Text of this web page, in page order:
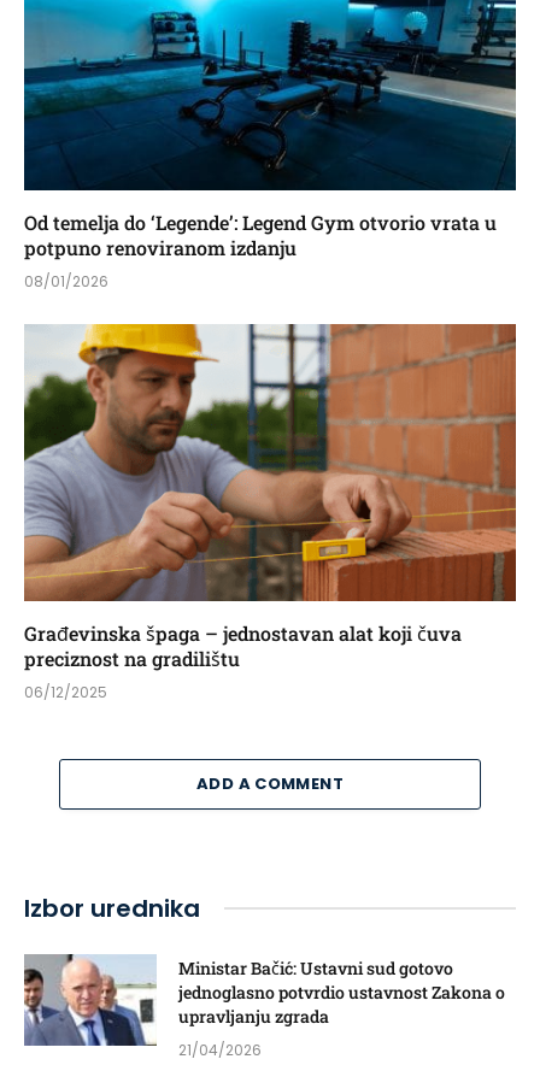
Od temelja do ‘Legende’: Legend Gym otvorio vrata u
potpuno renoviranom izdanju
08/01/2026
Građevinska špaga – jednostavan alat koji čuva
preciznost na gradilištu
06/12/2025
ADD A COMMENT
Izbor urednika
Ministar Bačić: Ustavni sud gotovo
jednoglasno potvrdio ustavnost Zakona o
upravljanju zgrada
21/04/2026